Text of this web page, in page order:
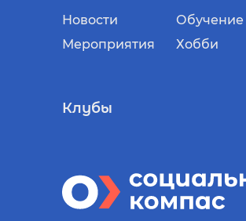
Новости
Мероприятия
Обучение
Хобби
Клубы